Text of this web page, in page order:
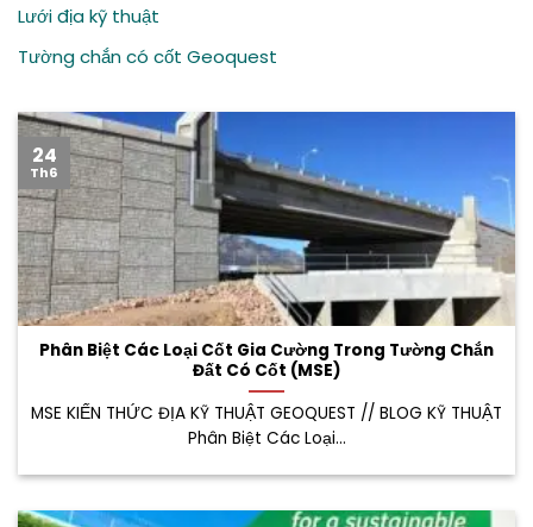
Lưới địa kỹ thuật
Tường chắn có cốt Geoquest
Phân Biệt Các Loại Cốt Gia Cường Trong Tường Chắn
Đất Có Cốt (MSE)
MSE KIẾN THỨC ĐỊA KỸ THUẬT GEOQUEST // BLOG KỸ THUẬT
Phân Biệt Các Loại...
24
Th6